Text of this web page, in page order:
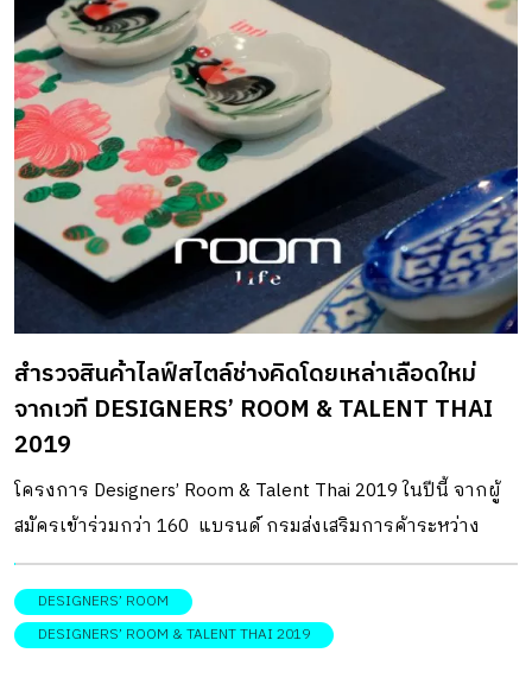
สำรวจสินค้าไลฟ์สไตล์ช่างคิดโดยเหล่าเลือดใหม่
จากเวที DESIGNERS’ ROOM & TALENT THAI
2019
โครงการ Designers’ Room & Talent Thai 2019 ในปีนี้ จากผู้
สมัครเข้าร่วมกว่า 160 แบรนด์ กรมส่งเสริมการค้าระหว่าง
ประเทศ ได้มีการคัดเลือก 67 แบรนด์ สุดท้าย เข้าร่วมโครงการ
ในปีนี้DESIGNERS’ ROOM
DESIGNERS’ ROOM & TALENT THAI 2019